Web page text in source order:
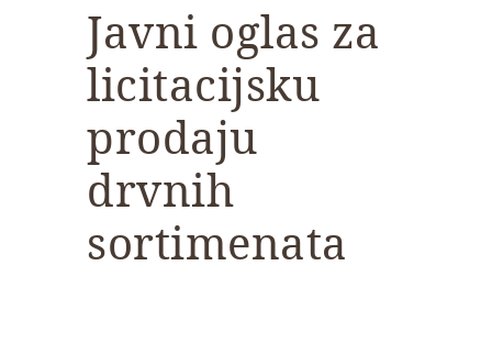
Javni oglas za
licitacijsku
prodaju
drvnih
sortimenata